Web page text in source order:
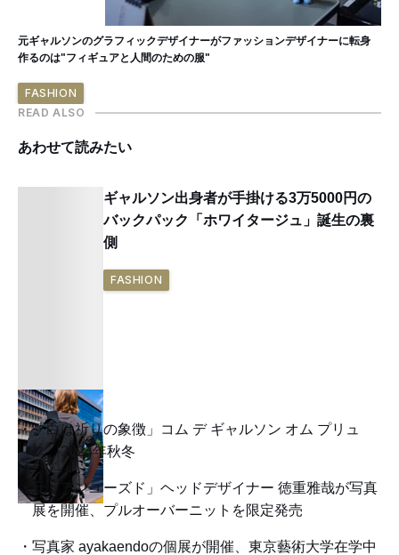
元ギャルソンのグラフィックデザイナーがファッションデザイナーに転身
作るのは"フィギュアと人間のための服"
FASHION
READ ALSO
あわせて読みたい
ギャルソン出身者が手掛ける3万5000円の
バックパック「ホワイタージュ」誕生の裏
側
FASHION
「白は祈りの象徴」コム デ ギャルソン オム プリュ
ス 2024年秋冬
元「アンユーズド」ヘッドデザイナー 徳重雅哉が写真
展を開催、プルオーバーニットを限定発売
写真家 ayakaendoの個展が開催、東京藝術大学在学中